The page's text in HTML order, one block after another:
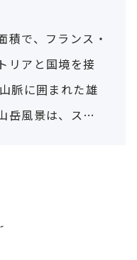
積で、フランス・
リアと国境を接
脈に囲まれた雄
岳風景は、スイ